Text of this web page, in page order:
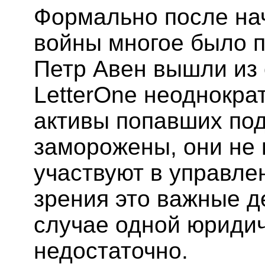
Формально после
войны многое было
Петр Авен вышли из
LetterOne
активы попавших
заморожены, они не
участвуют в
зрения это важные
случае одной
недостаточно.